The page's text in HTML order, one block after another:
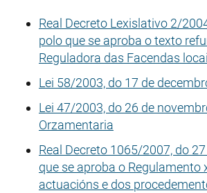
Real Decreto Lexislativo 2/
polo que se aproba o texto
Reguladora das Facendas
Lei 58/2003, do 17 de
Lei 47/2003, do 26 de
Orzamentaria
Real Decreto 1065/2007, do
que se aproba o Regulamento
actuacións e dos